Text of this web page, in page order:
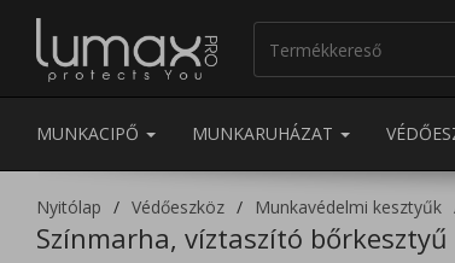
MUNKACIPŐ MUNKARUHÁZAT
Nyitólap Védőeszköz Munkavédelmi kesztyűk
Színmarha, víztaszító